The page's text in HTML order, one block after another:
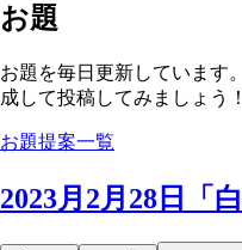
お題
お題を毎日更新しています
成して投稿してみましょう
お題提案一覧
2023月2月28日 「